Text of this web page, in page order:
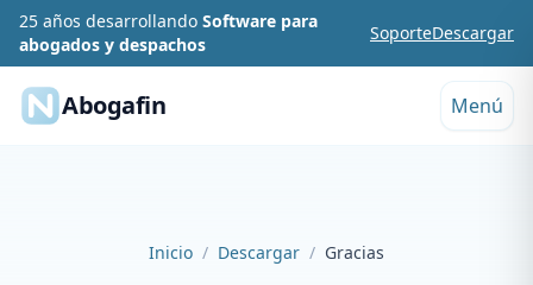
Saltar al contenido
25 años desarrollando Software para
abogados y despachos
SoporteDescargar
Abogafin Menú
Inicio Descargar Gracias